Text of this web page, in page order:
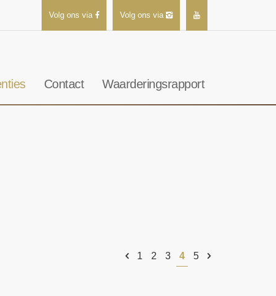
Volg ons via Volg ons via
Contact Waarderingsrapport
1 2 3 4 5